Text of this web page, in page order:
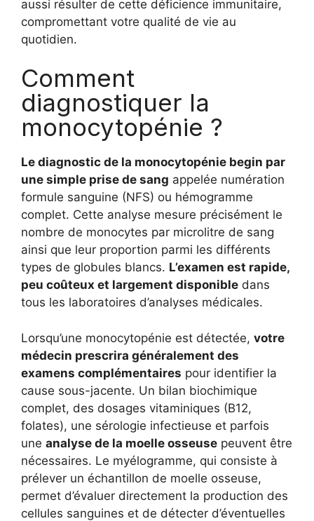
aussi résulter de cette déficience immunitaire,
compromettant votre qualité de vie au
quotidien.
Comment
diagnostiquer la
monocytopénie ?
Le diagnostic de la monocytopénie begin par
une simple prise de sang appelée numération
formule sanguine (NFS) ou hémogramme
complet. Cette analyse mesure précisément le
nombre de monocytes par microlitre de sang
ainsi que leur proportion parmi les différents
types de globules blancs. L’examen est rapide,
peu coûteux et largement disponible dans
tous les laboratoires d’analyses médicales.
Lorsqu’une monocytopénie est détectée, votre
médecin prescrira généralement des
examens complémentaires pour identifier la
cause sous-jacente. Un bilan biochimique
complet, des dosages vitaminiques (B12,
folates), une sérologie infectieuse et parfois
une analyse de la moelle osseuse peuvent être
nécessaires. Le myélogramme, qui consiste à
prélever un échantillon de moelle osseuse,
permet d’évaluer directement la production des
cellules sanguines et de détecter d’éventuelles